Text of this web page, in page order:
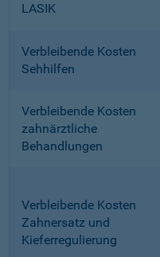
LASIK
Verbleibende Kosten
Sehhilfen
Verbleibende Kosten
zahnärztliche
Behandlungen
Verbleibende Kosten
Zahnersatz und
Kieferregulierung